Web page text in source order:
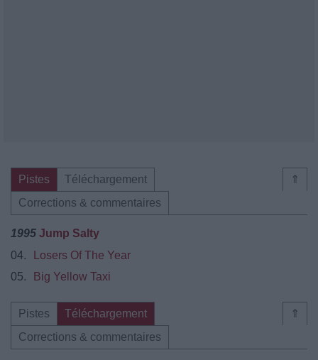
⇑
Pistes
Téléchargement
Corrections & commentaires
1995 Jump Salty
04.
Losers Of The Year
05.
Big Yellow Taxi
⇑
Pistes
Téléchargement
Corrections & commentaires